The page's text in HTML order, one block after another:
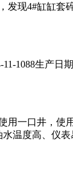
现4#缸缸
1088生产
用一口井，
温度高、仪